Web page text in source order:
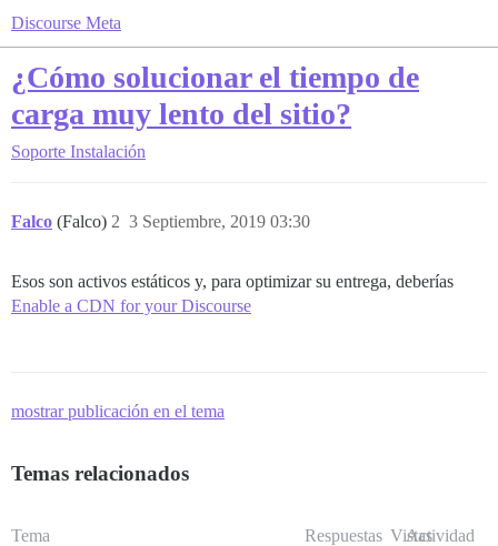
Discourse Meta
¿Cómo solucionar el tiempo de
carga muy lento del sitio?
Soporte Instalación
Falco (Falco) 3 Septiembre, 2019 03:30
2
Esos son activos estáticos y, para optimizar su entrega, deberías
Enable a CDN for your Discourse
mostrar publicación en el tema
Temas relacionados
Tema Respuestas Vistas
Actividad